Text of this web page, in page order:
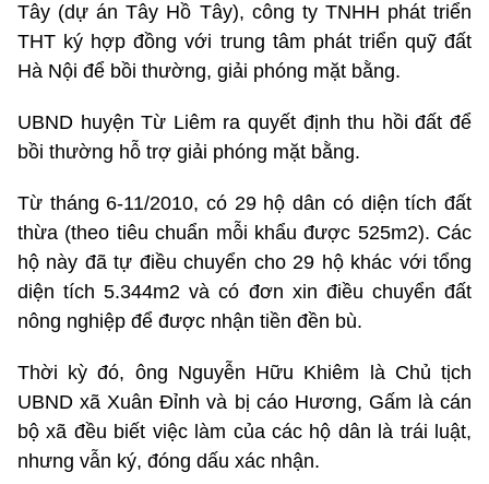
Tây (dự án Tây Hồ Tây), công ty TNHH phát triển
THT ký hợp đồng với trung tâm phát triển quỹ đất
Hà Nội để bồi thường, giải phóng mặt bằng.
UBND huyện Từ Liêm ra quyết định thu hồi đất để
bồi thường hỗ trợ giải phóng mặt bằng.
Từ tháng 6-11/2010, có 29 hộ dân có diện tích đất
thừa (theo tiêu chuẩn mỗi khẩu được 525m2). Các
hộ này đã tự điều chuyển cho 29 hộ khác với tổng
diện tích 5.344m2 và có đơn xin điều chuyển đất
nông nghiệp để được nhận tiền đền bù.
Thời kỳ đó, ông Nguyễn Hữu Khiêm là Chủ tịch
UBND xã Xuân Đỉnh và bị cáo Hương, Gấm là cán
bộ xã đều biết việc làm của các hộ dân là trái luật,
nhưng vẫn ký, đóng dấu xác nhận.